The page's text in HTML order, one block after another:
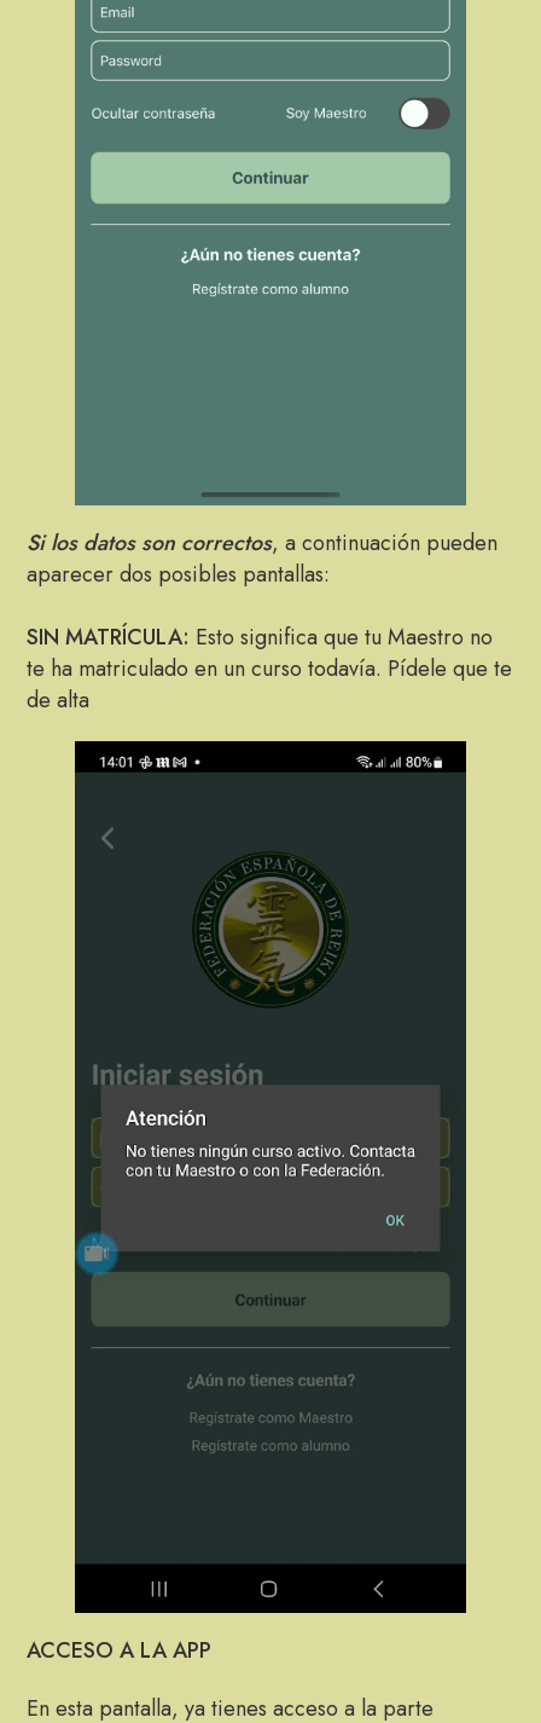
Si los datos son correctos, a continuación pueden
aparecer dos posibles pantallas:
SIN MATRÍCULA: Esto significa que tu Maestro no
te ha matriculado en un curso todavía. Pídele que te
de alta
ACCESO A LA APP
En esta pantalla, ya tienes acceso a la parte